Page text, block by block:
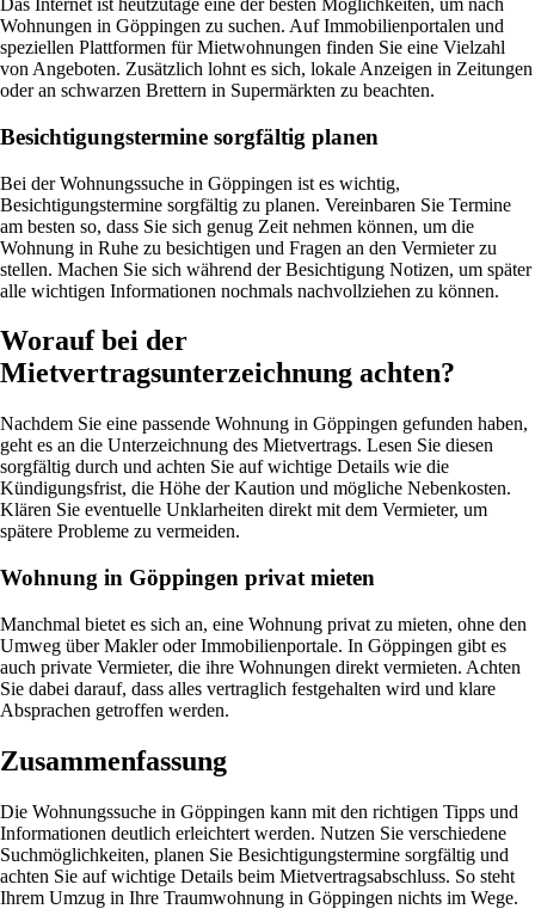
Das Internet ist heutzutage eine der besten Möglichkeiten, um nach
Wohnungen in Göppingen zu suchen. Auf Immobilienportalen und
speziellen Plattformen für Mietwohnungen finden Sie eine Vielzahl
von Angeboten. Zusätzlich lohnt es sich, lokale Anzeigen in Zeitungen
oder an schwarzen Brettern in Supermärkten zu beachten.
Besichtigungstermine sorgfältig planen
Bei der Wohnungssuche in Göppingen ist es wichtig,
Besichtigungstermine sorgfältig zu planen. Vereinbaren Sie Termine
am besten so, dass Sie sich genug Zeit nehmen können, um die
Wohnung in Ruhe zu besichtigen und Fragen an den Vermieter zu
stellen. Machen Sie sich während der Besichtigung Notizen, um später
alle wichtigen Informationen nochmals nachvollziehen zu können.
Worauf bei der
Mietvertragsunterzeichnung achten?
Nachdem Sie eine passende Wohnung in Göppingen gefunden haben,
geht es an die Unterzeichnung des Mietvertrags. Lesen Sie diesen
sorgfältig durch und achten Sie auf wichtige Details wie die
Kündigungsfrist, die Höhe der Kaution und mögliche Nebenkosten.
Klären Sie eventuelle Unklarheiten direkt mit dem Vermieter, um
spätere Probleme zu vermeiden.
Wohnung in Göppingen privat mieten
Manchmal bietet es sich an, eine Wohnung privat zu mieten, ohne den
Umweg über Makler oder Immobilienportale. In Göppingen gibt es
auch private Vermieter, die ihre Wohnungen direkt vermieten. Achten
Sie dabei darauf, dass alles vertraglich festgehalten wird und klare
Absprachen getroffen werden.
Zusammenfassung
Die Wohnungssuche in Göppingen kann mit den richtigen Tipps und
Informationen deutlich erleichtert werden. Nutzen Sie verschiedene
Suchmöglichkeiten, planen Sie Besichtigungstermine sorgfältig und
achten Sie auf wichtige Details beim Mietvertragsabschluss. So steht
Ihrem Umzug in Ihre Traumwohnung in Göppingen nichts im Wege.